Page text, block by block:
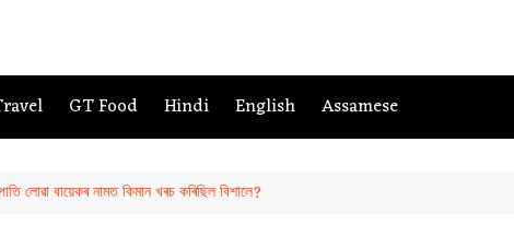
GT Food Hindi English Assamese
লোৱা বায়েকৰ নামত কিমান খৰচ কৰিছিল বিশালে?